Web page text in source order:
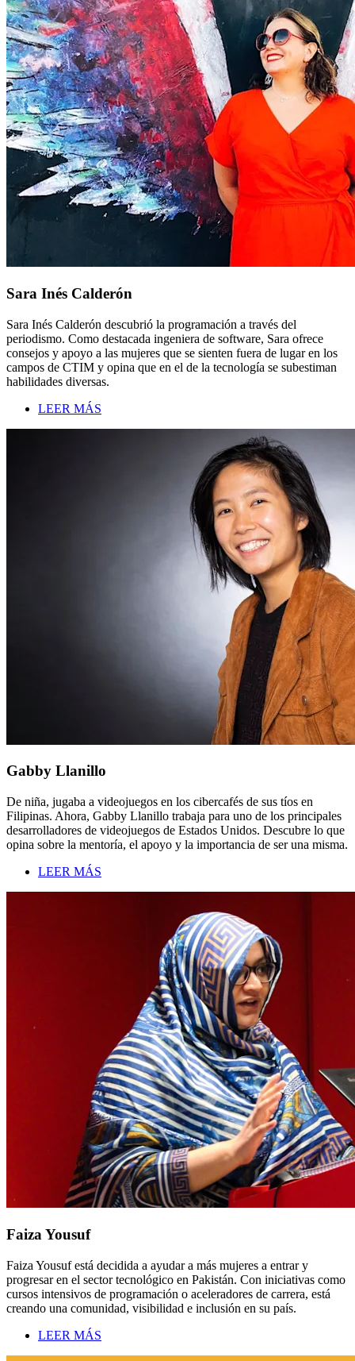
Sara Inés Calderón
Sara Inés Calderón descubrió la programación a través del
periodismo. Como destacada ingeniera de software, Sara ofrece
consejos y apoyo a las mujeres que se sienten fuera de lugar en los
campos de CTIM y opina que en el de la tecnología se subestiman
habilidades diversas.
LEER MÁS
Gabby Llanillo
De niña, jugaba a videojuegos en los cibercafés de sus tíos en
Filipinas. Ahora, Gabby Llanillo trabaja para uno de los principales
desarrolladores de videojuegos de Estados Unidos. Descubre lo que
opina sobre la mentoría, el apoyo y la importancia de ser una misma.
LEER MÁS
Faiza Yousuf
Faiza Yousuf está decidida a ayudar a más mujeres a entrar y
progresar en el sector tecnológico en Pakistán. Con iniciativas como
cursos intensivos de programación o aceleradores de carrera, está
creando una comunidad, visibilidad e inclusión en su país.
LEER MÁS